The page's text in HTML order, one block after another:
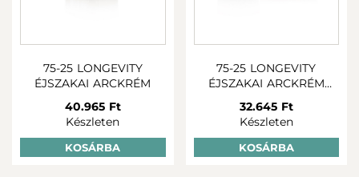
75-25 LONGEVITY
ÉJSZAKAI ARCKRÉM
40.965 Ft
Készleten
KOSÁRBA
75-25 LONGEVITY
ÉJSZAKAI ARCKRÉM
32.645 Ft
Készleten
KOSÁRBA